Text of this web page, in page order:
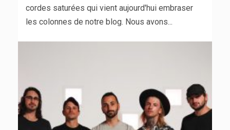
cordes saturées qui vient aujourd'hui embraser
les colonnes de notre blog. Nous avons...